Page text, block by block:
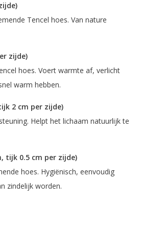
Tencel hoes. Van nature
zijde)
hoes. Voert warmte af, verlicht
warm hebben.
2 cm per zijde)
Helpt het lichaam natuurlijk te
tijk 0.5 cm per zijde)
hoes. Hygiënisch, eenvoudig
zindelijk worden.